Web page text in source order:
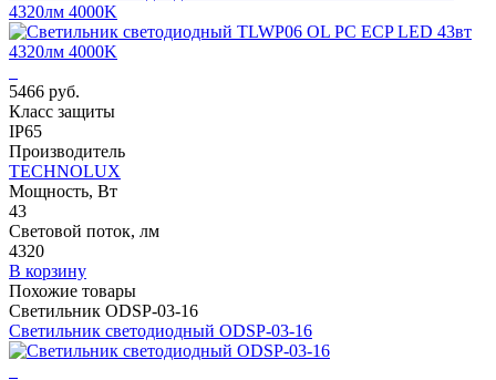
4320лм 4000K
5466 руб.
Класс защиты
IP65
Производитель
TECHNOLUX
Мощность, Вт
43
Световой поток, лм
4320
В корзину
Похожие товары
Светильник ODSP-03-16
Светильник светодиодный ODSP-03-16